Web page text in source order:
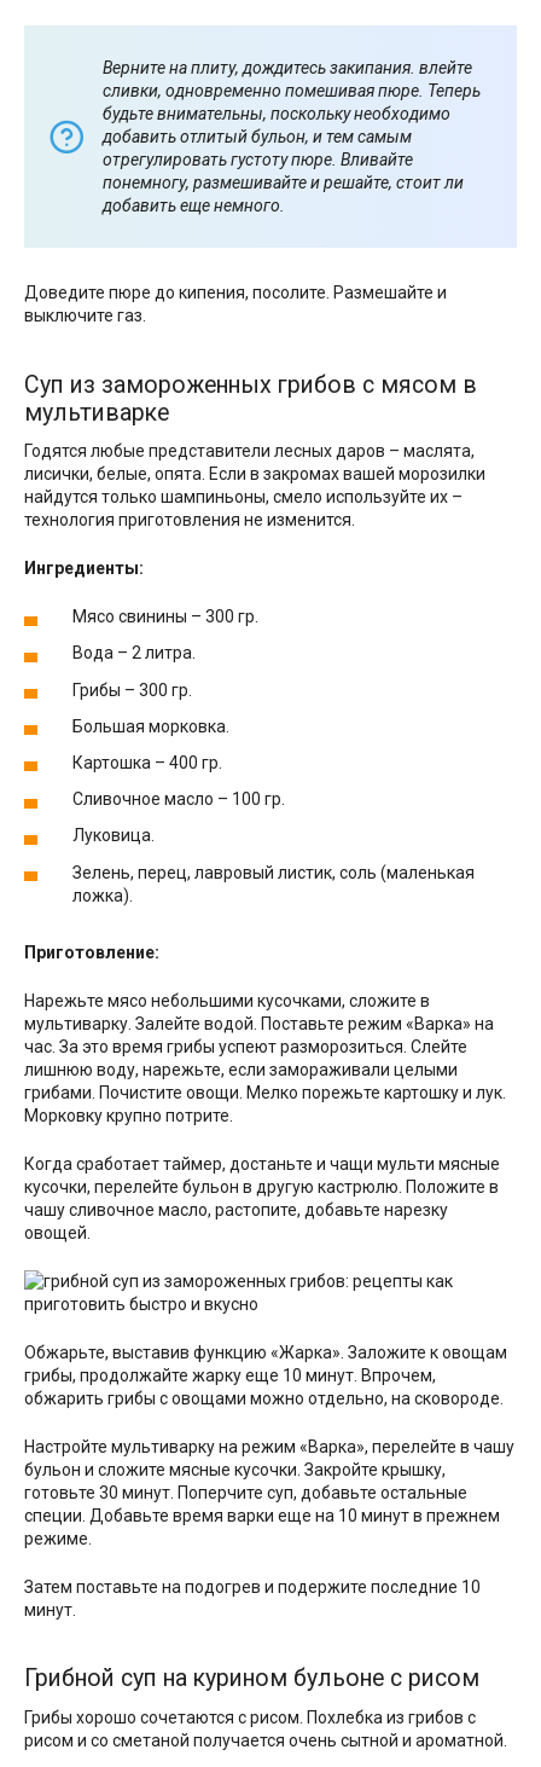
Верните на плиту, дождитесь закипания. влейте
сливки, одновременно помешивая пюре. Теперь
будьте внимательны, поскольку необходимо
добавить отлитый бульон, и тем самым
отрегулировать густоту пюре. Вливайте
понемногу, размешивайте и решайте, стоит ли
добавить еще немного.
Доведите пюре до кипения, посолите. Размешайте и
выключите газ.
Суп из замороженных грибов с мясом в
мультиварке
Годятся любые представители лесных даров – маслята,
лисички, белые, опята. Если в закромах вашей морозилки
найдутся только шампиньоны, смело используйте их –
технология приготовления не изменится.
Ингредиенты:
Мясо свинины – 300 гр.
Вода – 2 литра.
Грибы – 300 гр.
Большая морковка.
Картошка – 400 гр.
Сливочное масло – 100 гр.
Луковица.
Зелень, перец, лавровый листик, соль (маленькая
ложка).
Приготовление:
Нарежьте мясо небольшими кусочками, сложите в
мультиварку. Залейте водой. Поставьте режим «Варка» на
час. За это время грибы успеют разморозиться. Слейте
лишнюю воду, нарежьте, если замораживали целыми
грибами. Почистите овощи. Мелко порежьте картошку и лук.
Морковку крупно потрите.
Когда сработает таймер, достаньте и чащи мульти мясные
кусочки, перелейте бульон в другую кастрюлю. Положите в
чашу сливочное масло, растопите, добавьте нарезку
овощей.
Обжарьте, выставив функцию «Жарка». Заложите к овощам
грибы, продолжайте жарку еще 10 минут. Впрочем,
обжарить грибы с овощами можно отдельно, на сковороде.
Настройте мультиварку на режим «Варка», перелейте в чашу
бульон и сложите мясные кусочки. Закройте крышку,
готовьте 30 минут. Поперчите суп, добавьте остальные
специи. Добавьте время варки еще на 10 минут в прежнем
режиме.
Затем поставьте на подогрев и подержите последние 10
минут.
Грибной суп на курином бульоне с рисом
Грибы хорошо сочетаются с рисом. Похлебка из грибов с
рисом и со сметаной получается очень сытной и ароматной.